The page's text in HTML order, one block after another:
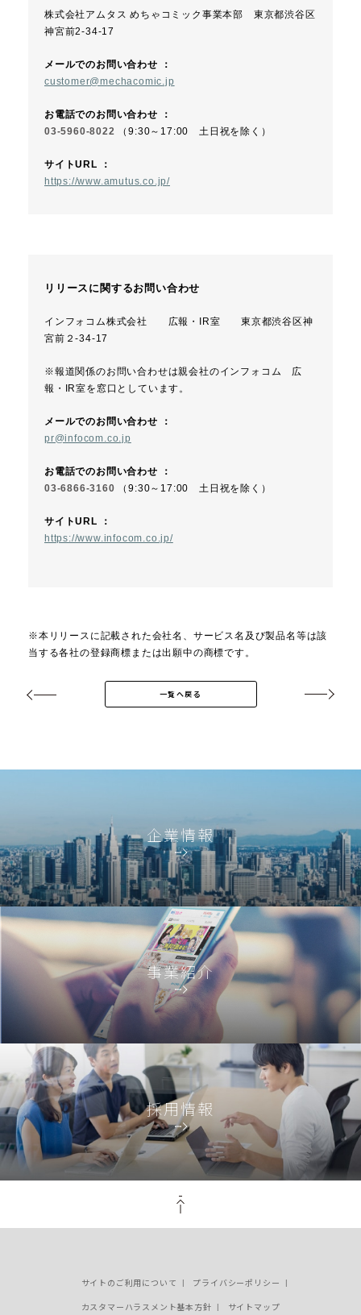
株式会社アムタス めちゃコミック事業本部 東京都渋谷区
神宮前2-34-17
メールでのお問い合わせ ：
customer@mechacomic.jp
お電話でのお問い合わせ ：
03-5960-8022
（9:30～17:00 土日祝を除く）
サイトURL ：
https://www.amutus.co.jp/
リリースに関するお問い合わせ
インフォコム株式会社 広報・IR室 東京都渋谷区神
宮前２-34-17
※報道関係のお問い合わせは親会社のインフォコム 広
報・IR室を窓口としています。
メールでのお問い合わせ ：
pr@infocom.co.jp
お電話でのお問い合わせ ：
03-6866-3160 （9:30～17:00 土日祝を除く）
サイトURL ：
https://www.infocom.co.jp/
※本リリースに記載された会社名、サービス名及び製品名等は該
当する各社の登録商標または出願中の商標です。
一覧へ戻る
企業情報
事業紹介
採用情報
サイトのご利用について
プライバシーポリシー
カスタマーハラスメント基本方針
サイトマップ